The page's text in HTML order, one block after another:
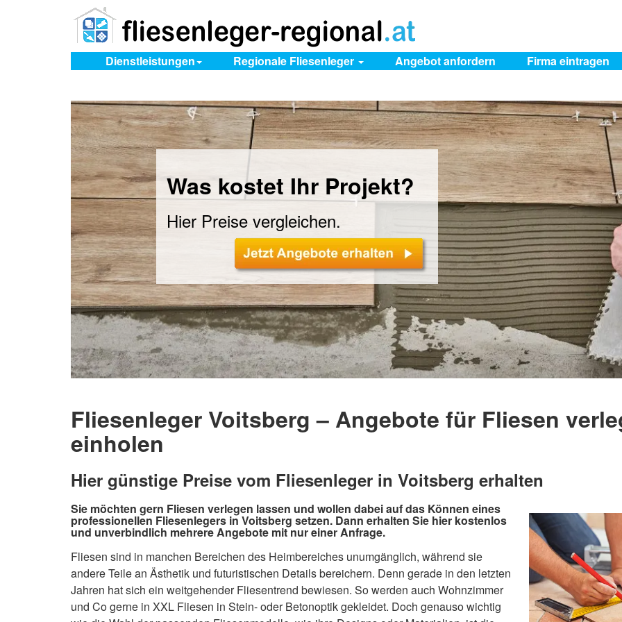
Dienstleistungen Regionale Fliesenleger Angebot anfordern Firmaeintragen
Was kostet Ihr Projekt?
Hier Preise vergleichen.
Fliesenleger Voitsberg – Angebote für Fliesen
einholen
Hier günstige Preise vom Fliesenleger in Voitsberg erhalten
Sie möchten gern Fliesen verlegen lassen und wollen dabei auf das Können eines
professionellen Fliesenlegers in Voitsberg setzen. Dann erhalten Sie hier kostenlos
und unverbindlich mehrere Angebote mit nur einer Anfrage.
Fliesen sind in manchen Bereichen des Heimbereiches unumgänglich, während sie
andere Teile an Ästhetik und futuristischen Details bereichern. Denn gerade in den letzten
Jahren hat sich ein weitgehender Fliesentrend bewiesen. So werden auch Wohnzimmer
und Co gerne in XXL Fliesen in Stein- oder Betonoptik gekleidet. Doch genauso wichtig